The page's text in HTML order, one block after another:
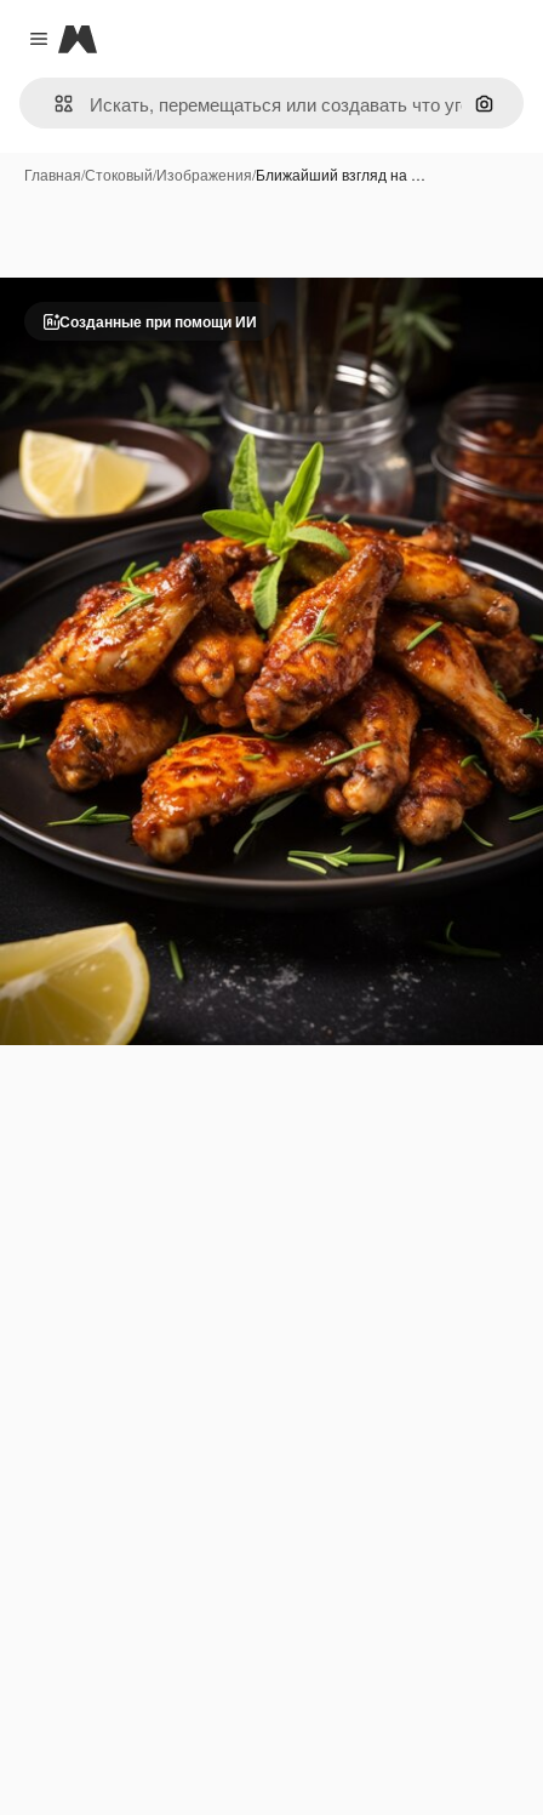
Close menu
Magnific
Поиск
Главная/Стоковый/Изображения/Ближайший взгляд на …
Созданные при помощи ИИ